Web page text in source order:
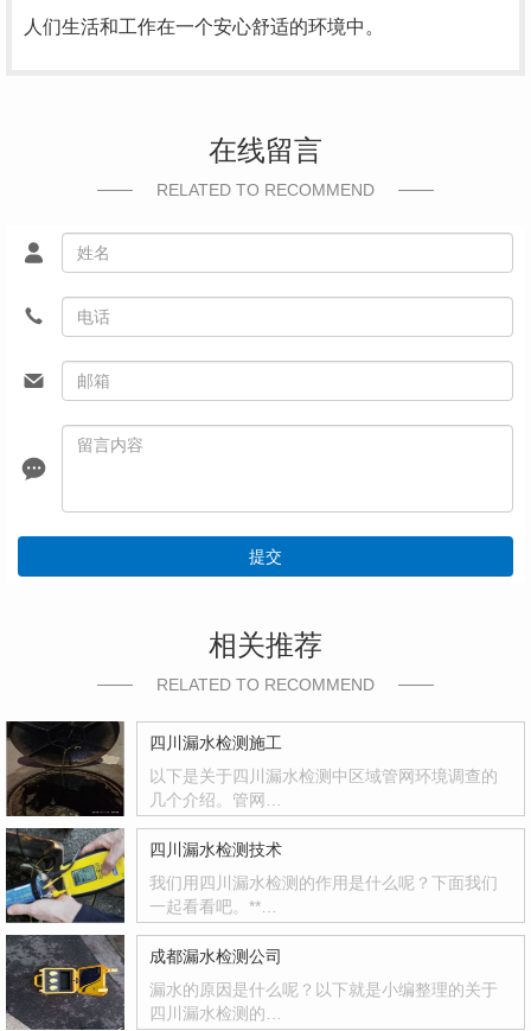
人们生活和工作在一个安心舒适的环境中。
在线留言
RELATED TO RECOMMEND
提交
相关推荐
RELATED TO RECOMMEND
四川漏水检测施工
以下是关于四川漏水检测中区域管网环境调查的
几个介绍。管网…
四川漏水检测技术
我们用四川漏水检测的作用是什么呢？下面我们
一起看看吧。**…
成都漏水检测公司
漏水的原因是什么呢？以下就是小编整理的关于
四川漏水检测的…